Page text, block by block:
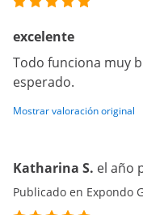
excelente
Todo funciona muy
esperado.
Mostrar valoración original
Katharina S. el año
Publicado en Expondo